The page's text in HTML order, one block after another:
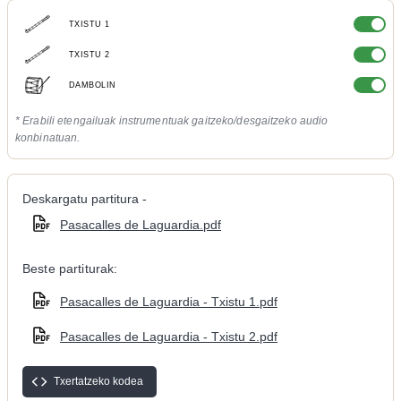
TXISTU 1
TXISTU 2
DAMBOLIN
* Erabili etengailuak instrumentuak gaitzeko/desgaitzeko audio
konbinatuan.
Deskargatu partitura -
Pasacalles de Laguardia.pdf
Beste partiturak:
Pasacalles de Laguardia - Txistu 1.pdf
Pasacalles de Laguardia - Txistu 2.pdf
Txertatzeko kodea